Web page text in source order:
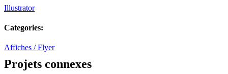
Illustrator
Categories:
Affiches / Flyer
Projets connexes